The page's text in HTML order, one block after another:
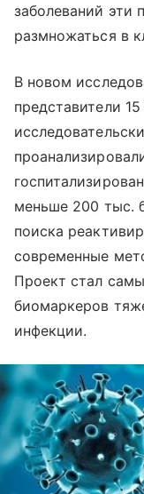
заболеваний эти
размножаться в
В новом
представители
меньше 200 тыс.
поиска
современные
Проект стал
биомаркеров
инфекции.